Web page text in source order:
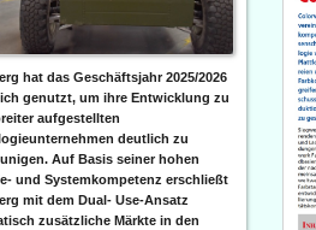
hat das Geschäftsjahr 2025/2026
genutzt, um ihre Entwicklung zu
aufgestellten
deutlich zu
Auf Basis seiner hohen
und Systemkompetenz erschließt
mit dem Dual- Use-Ansatz
zusätzliche Märkte in den